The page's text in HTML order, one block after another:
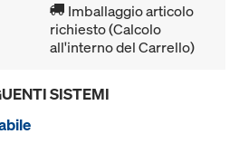
Imballaggio articolo
richiesto (Calcolo
all'interno del Carrello)
SISTEMI